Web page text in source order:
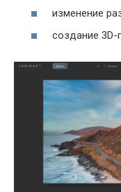
изменение
создание